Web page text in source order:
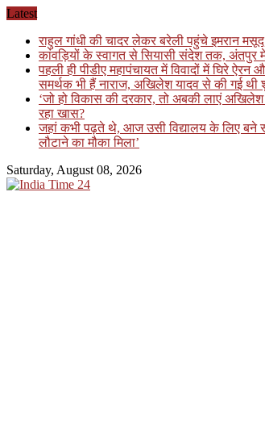
Skip
content
Latest
राहुल गांधी की चादर लेकर बरेली पहुंचे इमरान
कांवड़ियों के स्वागत से सियासी संदेश तक, अंतपुर
पहली ही पीडीए महापंचायत में विवादों में घिरे
समर्थक भी हैं नाराज, अखिलेश यादव से की गई
‘जो हो विकास की दरकार, तो अबकी लाएं
रहा खास?
जहां कभी पढ़ते थे, आज उसी विद्यालय के लिए बने
लौटाने का मौका मिला’
Saturday, August 08, 2026